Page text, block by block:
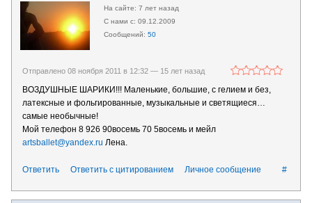
7 лет назад
09.12.2009
50
Отправлено 08 ноября 2011 в 12:32 — 15 лет назад
ВОЗДУШНЫЕ ШАРИКИ!!! Маленькие, большие, с гелием и без,
латексные и фольгированные, музыкальные и светящиеся…
самые необычные!
Мой телефон 8 926 90восемь 70 5восемь и мейл
artsballet@yandex.ru Лена.
#
Ответить Ответить с цитированием Личное сообщение